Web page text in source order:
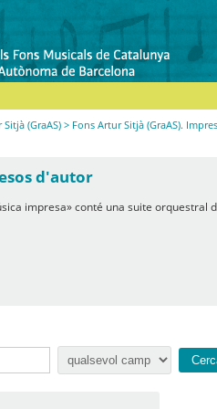
(GraAS) > Fons Artur Sitjà (GraAS).
d'autor
impresa» conté una suite orquestral